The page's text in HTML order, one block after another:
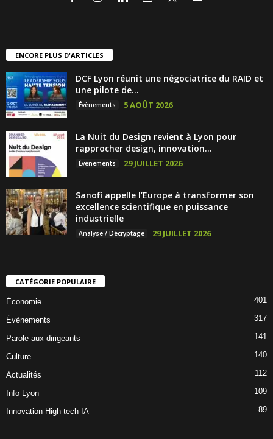
ENCORE PLUS D'ARTICLES
DCF Lyon réunit une négociatrice du RAID et
une pilote de...
Évènements 5 AOÛT 2026
La Nuit du Design revient à Lyon pour
rapprocher design, innovation...
Évènements 29 JUILLET 2026
Sanofi appelle l’Europe à transformer son
excellence scientifique en puissance
industrielle
Analyse / Décryptage 29 JUILLET 2026
CATÉGORIE POPULAIRE
Économie 401
Évènements 317
Parole aux dirigeants 141
Culture 140
Actualités 112
Info Lyon 109
Innovation-High tech-IA 89